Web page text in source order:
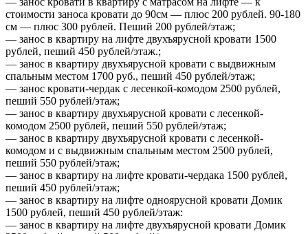
стоимости заноса кровати до 90см — плюс 200 рублей. 90-180
см — плюс 300 рублей. Пеший 200 рублей/этаж;
— занос в квартиру на лифте двухъярусной кровати 1500
рублей, пеший 450 рублей/этаж.;
— занос в квартиру двухъярусной кровати с выдвижным
спальным местом 1700 руб., пеший 450 рублей/этаж;
— занос кровати-чердак с лесенкой-комодом 2500 рублей,
пеший 550 рублей/этаж;
— занос в квартиру двухъярусной кровати с лесенкой-
комодом 2500 рублей, пеший 550 рублей/этаж;
— занос в квартиру двухъярусной кровати с лесенкой-
комодом и с выдвижным спальным местом 2500 рублей,
пеший 550 рублей/этаж;
— занос в квартиру на лифте кровати-чердака 1500 рублей,
пеший 450 рублей/этаж;
— занос в квартиру на лифте одноярусной кровати Домик
1500 рублей, пеший 450 рублей/этаж:
— занос в квартиру на лифте двухъярусной кровати Домик